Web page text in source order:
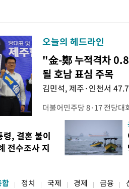
오늘의 헤드라인
"金-鄭 누적격차
될 호남 표심 주목
김민석, 제주·인천서
더불어민주당 8·17 전당대
보가 8일 제주·인천 지역
다. 앞서 정청래 후보 우세
·울산·경남 경선에서 1승
제주·인천 경선에서 이기
령, 결혼 불이
전수조사 지
합 정치 국제 경제 금융